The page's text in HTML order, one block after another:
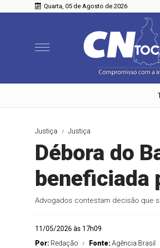
Quarta, 05 de Agosto de 2026
Justiça Justiça
Débora do
beneficiada
Advogados contestam decisão que
11/05/2026 às 17h09
Por: Redação Fonte:Agência Brasil